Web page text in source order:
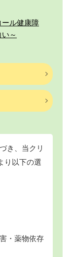
ル健康障
～
き、当クリ
り以下の選
・薬物依存